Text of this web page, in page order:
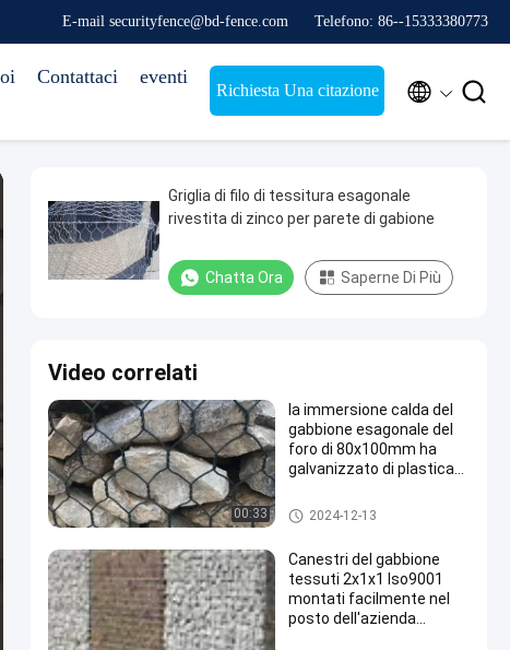
E-mail securityfence@bd-fence.com Telefono: 86--15333380773
Contattaci eventi
Richiesta Una citazione  
Griglia di filo di tessitura esagonale
rivestita di zinco per parete di gabione
Chatta Ora Saperne Di Più
Video correlati
00:33
la immersione calda del
gabbione esagonale del
foro di 80x100mm ha
galvanizzato di plastica
muro di sostegno in gabbioni
2024-12-13
Canestri del gabbione
tessuti 2x1x1 Iso9001
montati facilmente nel
posto dell'azienda